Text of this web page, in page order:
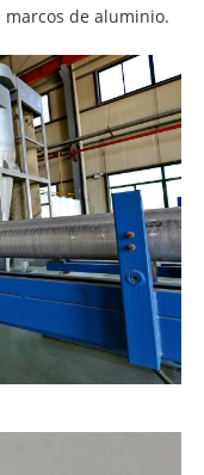
de aluminio.